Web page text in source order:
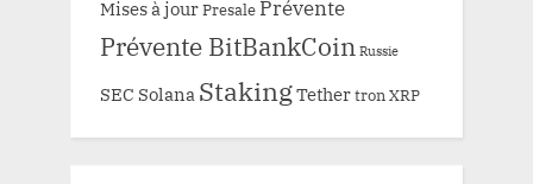
Mises à jourPresale Prévente
Prévente BitBankCoin Russie
SEC Solana StakingTethertronXRP